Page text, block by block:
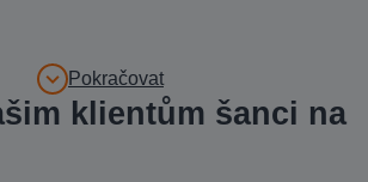
Pokračovat
klientům šanci na